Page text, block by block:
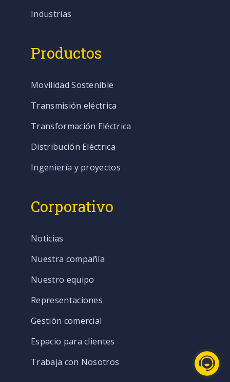
Industrias
Productos
Movilidad Sostenible
Transmisión eléctrica
Transformación Eléctrica
Distribución Eléctrica
Ingeniería y proyectos
Corporativo
Noticias
Nuestra compañía
Nuestro equipo
Representaciones
Gestión comercial
Espacio para clientes
Trabaja con Nosotros